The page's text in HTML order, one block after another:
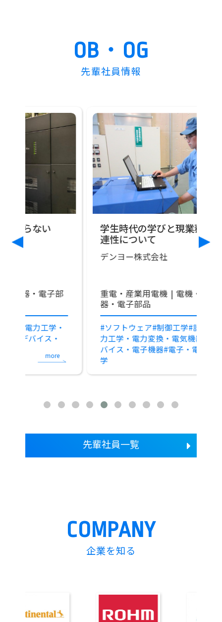
OB・OG
先輩社員情報
学生時代の学びと現業務との関
デンヨー株式会社
重電・産業用電機
電機・精密機
#ソフトウェア #制御工学#計測工学#電
力工学・電力変換・電気機器#電子デ
バイス・電子機器#電子・電気材料工
学
more
先輩社員一覧
COMPANY
企業を知る